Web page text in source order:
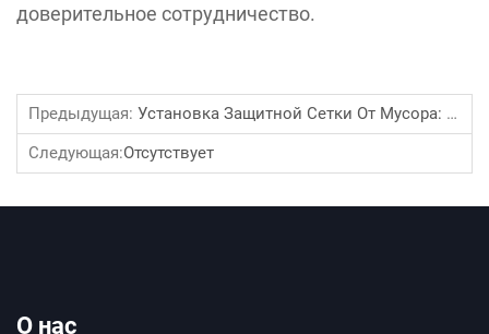
доверительное сотрудничество.
Предыдущая: Установка Защитной Сетки От Мусора: Пошаговое Руководство
Следующая:Отсутствует
О нас